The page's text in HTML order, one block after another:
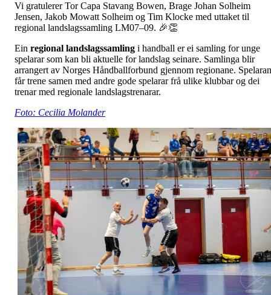
Vi gratulerer Tor Capa Stavang Bowen, Brage Johan Solheim
Jensen, Jakob Mowatt Solheim og Tim Klocke med uttaket til
regional landslagssamling LM07–09. 🎉👏
Ein regional landslagssamling i handball er ei samling for unge
spelarar som kan bli aktuelle for landslag seinare. Samlinga blir
arrangert av Norges Håndballforbund gjennom regionane.
får trene samen med andre gode spelarar frå ulike klubbar og dei
trenar med regionale landslagstrenarar.
Foto: Cecilia Molander